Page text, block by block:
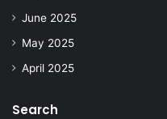
June 2025
May 2025
April 2025
Search